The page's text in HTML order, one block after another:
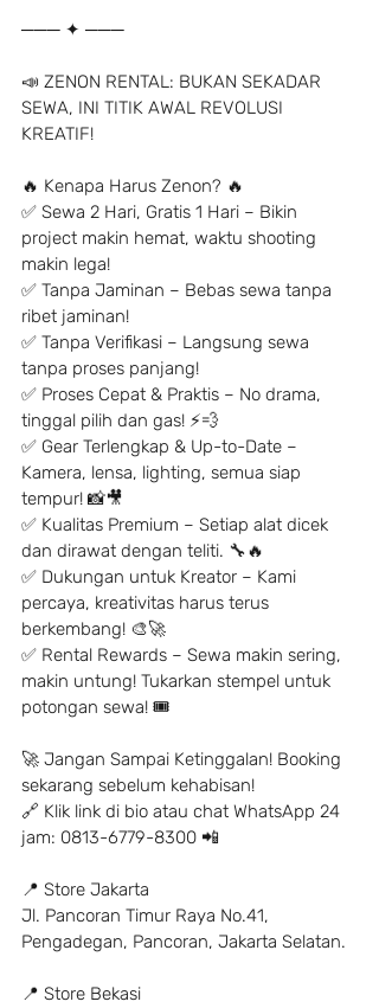
─── ✦ ───
📣 ZENON RENTAL: BUKAN SEKADAR
SEWA, INI TITIK AWAL REVOLUSI
KREATIF!
🔥 Kenapa Harus Zenon? 🔥
✅ Sewa 2 Hari, Gratis 1 Hari – Bikin
project makin hemat, waktu shooting
makin lega!
✅ Tanpa Jaminan – Bebas sewa tanpa
ribet jaminan!
✅ Tanpa Verifikasi – Langsung sewa
tanpa proses panjang!
✅ Proses Cepat & Praktis – No drama,
tinggal pilih dan gas! ⚡️💨
✅ Gear Terlengkap & Up-to-Date –
Kamera, lensa, lighting, semua siap
tempur! 📸🎥
✅ Kualitas Premium – Setiap alat dicek
dan dirawat dengan teliti. 🔧🔥
✅ Dukungan untuk Kreator – Kami
percaya, kreativitas harus terus
berkembang! 🎨🚀
✅ Rental Rewards – Sewa makin sering,
makin untung! Tukarkan stempel untuk
potongan sewa! 🎟
🚀 Jangan Sampai Ketinggalan! Booking
sekarang sebelum kehabisan!
🔗 Klik link di bio atau chat WhatsApp 24
jam: 0813-6779-8300 📲
📍 Store Jakarta
Jl. Pancoran Timur Raya No.41,
Pengadegan, Pancoran, Jakarta Selatan.
📍 Store Bekasi